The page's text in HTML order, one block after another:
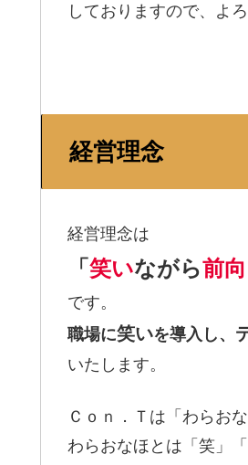
しておりますので、よ
経営理念
経営理念は
「笑いながら前
です。
職場に笑いを導入し、
いたします。
Ｃｏｎ．Ｔは「わらお
わらおなほとは「笑」